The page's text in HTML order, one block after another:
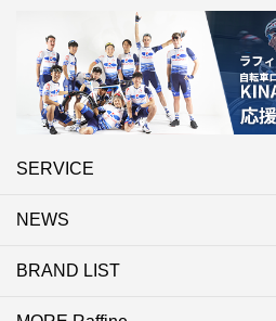
SERVICE
初めての方へ
店舗検索
キャンペーン
ラフィネ マルシェ（通販サイト）
WEB予約
よくある質問（Q&A）
サイトマップ
NEWS
ニュース一覧
お知らせ
オープン
クローズ
リニューアル
その他
BRAND LIST